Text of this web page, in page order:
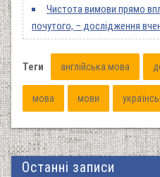
Чистота вимови прямо
почутого, – дослідження
Теги англійська мова
мова мови
Останні записи